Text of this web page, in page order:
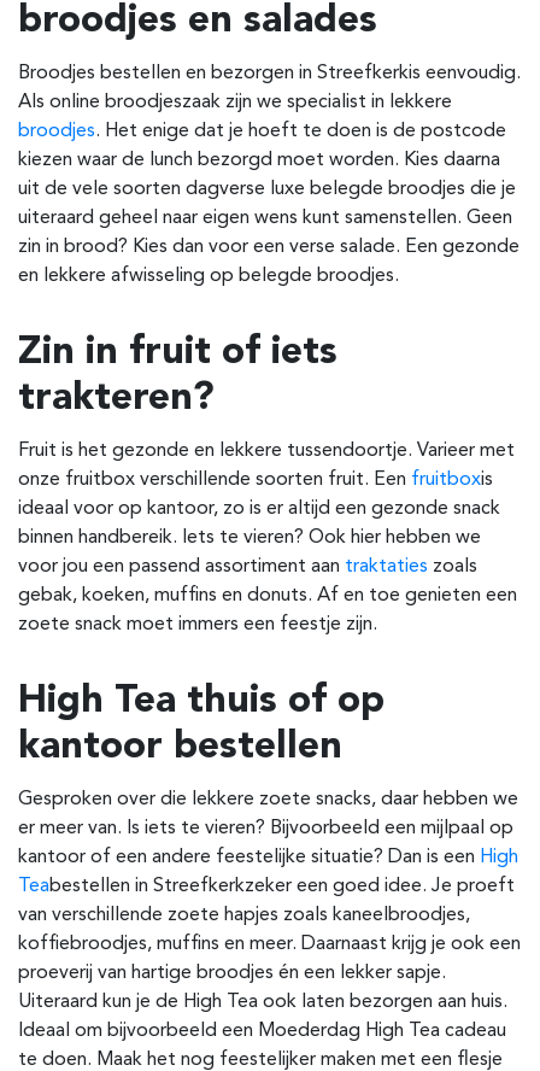
broodjes en salades
Broodjes bestellen en bezorgen in Streefkerkis eenvoudig.
Als online broodjeszaak zijn we specialist in lekkere
broodjes. Het enige dat je hoeft te doen is de postcode
kiezen waar de lunch bezorgd moet worden. Kies daarna
uit de vele soorten dagverse luxe belegde broodjes die je
uiteraard geheel naar eigen wens kunt samenstellen. Geen
zin in brood? Kies dan voor een verse salade. Een gezonde
en lekkere afwisseling op belegde broodjes.
Zin in fruit of iets
trakteren?
Fruit is het gezonde en lekkere tussendoortje. Varieer met
onze fruitbox verschillende soorten fruit. Een fruitboxis
ideaal voor op kantoor, zo is er altijd een gezonde snack
binnen handbereik. Iets te vieren? Ook hier hebben we
voor jou een passend assortiment aan traktaties zoals
gebak, koeken, muffins en donuts. Af en toe genieten een
zoete snack moet immers een feestje zijn.
High Tea thuis of op
kantoor bestellen
Gesproken over die lekkere zoete snacks, daar hebben we
er meer van. Is iets te vieren? Bijvoorbeeld een mijlpaal op
kantoor of een andere feestelijke situatie? Dan is een High
Teabestellen in Streefkerkzeker een goed idee. Je proeft
van verschillende zoete hapjes zoals kaneelbroodjes,
koffiebroodjes, muffins en meer. Daarnaast krijg je ook een
proeverij van hartige broodjes én een lekker sapje.
Uiteraard kun je de High Tea ook laten bezorgen aan huis.
Ideaal om bijvoorbeeld een Moederdag High Tea cadeau
te doen. Maak het nog feestelijker maken met een flesje